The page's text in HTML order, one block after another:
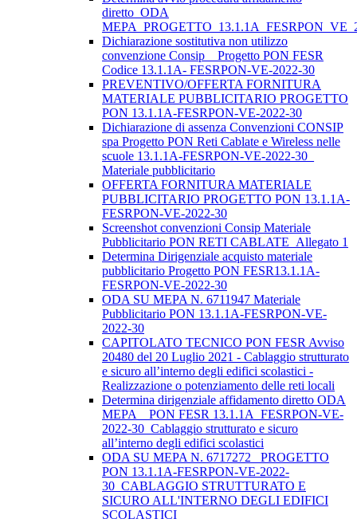
diretto_ODA
Dichiarazione sostitutiva non utilizzo
convenzione Consip _ Progetto PON FESR
Codice 13.1.1A- FESRPON-VE-2022-30
PREVENTIVO/OFFERTA FORNITURA
MATERIALE PUBBLICITARIO PROGETTO
PON 13.1.1A-FESRPON-VE-2022-30
Dichiarazione di assenza Convenzioni CONSIP
spa Progetto PON Reti Cablate e Wireless nelle
scuole 13.1.1A-FESRPON-VE-2022-30_
Materiale pubblicitario
OFFERTA FORNITURA MATERIALE
PUBBLICITARIO PROGETTO PON 13.1.1A-
FESRPON-VE-2022-30
Screenshot convenzioni Consip Materiale
Pubblicitario PON RETI CABLATE_Allegato 1
Determina Dirigenziale acquisto materiale
pubblicitario Progetto PON FESR13.1.1A-
FESRPON-VE-2022-30
ODA SU MEPA N. 6711947 Materiale
Pubblicitario PON 13.1.1A-FESRPON-VE-
2022-30
CAPITOLATO TECNICO PON FESR Avviso
20480 del 20 Luglio 2021 - Cablaggio strutturato
e sicuro all’interno degli edifici scolastici -
Realizzazione o potenziamento delle reti locali
Determina dirigenziale affidamento diretto ODA
MEPA _ PON FESR 13.1.1A_FESRPON-VE-
2022-30_Cablaggio strutturato e sicuro
all’interno degli edifici scolastici
ODA SU MEPA N. 6717272_ PROGETTO
PON 13.1.1A-FESRPON-VE-2022-
30_CABLAGGIO STRUTTURATO E
SICURO ALL'INTERNO DEGLI EDIFICI
SCOLASTICI